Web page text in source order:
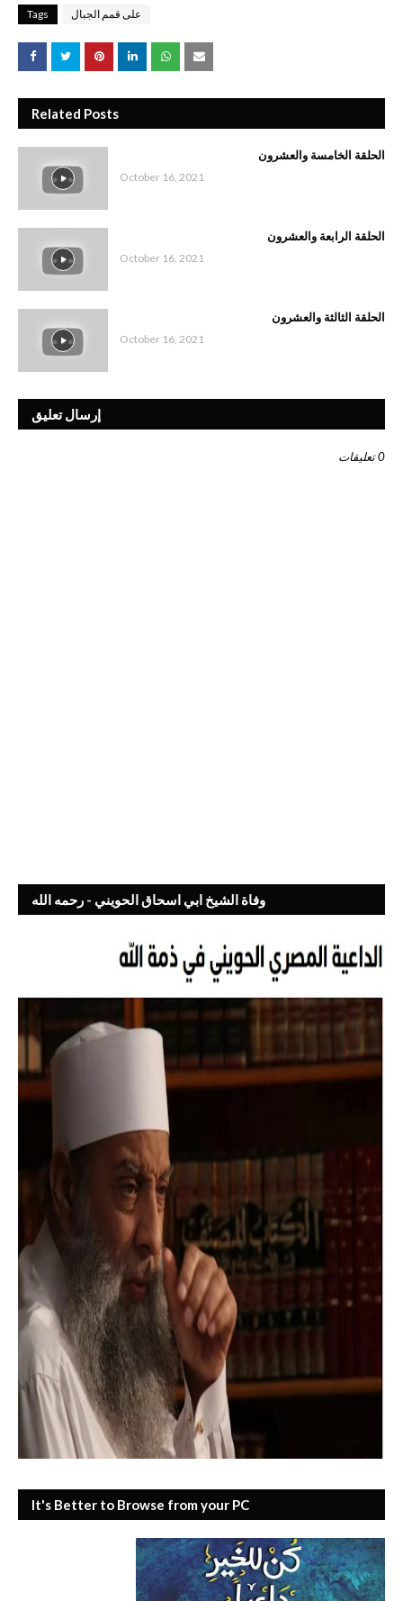
Tags على قمم الجبال
Related Posts
الحلقة الخامسة والعشرون
October 16, 2021
الحلقة الرابعة والعشرون
October 16, 2021
الحلقة الثالثة والعشرون
October 16, 2021
إرسال تعليق
0 تعليقات
وفاة الشيخ ابي اسحاق الحويني - رحمه الله
It's Better to Browse from your PC